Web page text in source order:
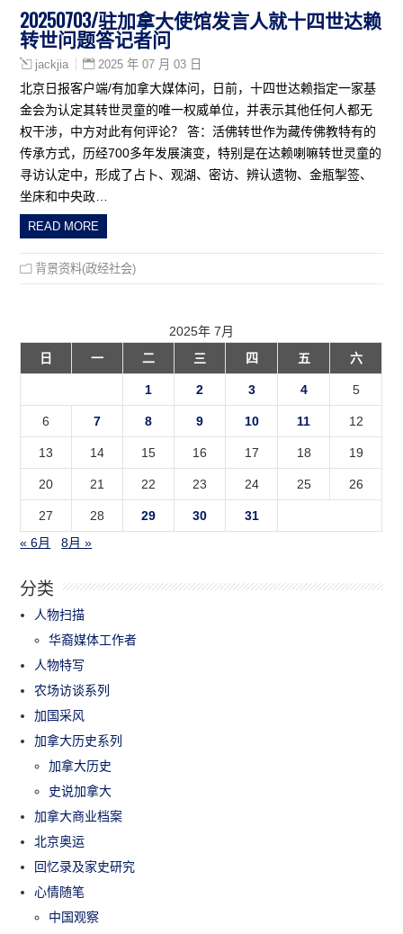
20250703/驻加拿大使馆发言人就十四世达赖
转世问题答记者问
jackjia 2025 年 07 月 03 日
北京日报客户端/有加拿大媒体问，日前，十四世达赖指定一家基
金会为认定其转世灵童的唯一权威单位，并表示其他任何人都无
权干涉，中方对此有何评论？ 答：活佛转世作为藏传佛教特有的
传承方式，历经700多年发展演变，特别是在达赖喇嘛转世灵童的
寻访认定中，形成了占卜、观湖、密访、辨认遗物、金瓶掣签、
坐床和中央政…
READ MORE
背景资料(政经社会)
2025年 7月
日
一 二 三 四 五 六
1 2 3 4 5
6 7 8 9 10 11 12
13 14 15 16 17 18 19
20 21 22 23 24 25 26
27 28 29 30
31
« 6月
8月 »
分类
人物扫描
华裔媒体工作者
人物特写
农场访谈系列
加国采风
加拿大历史系列
加拿大历史
史说加拿大
加拿大商业档案
北京奥运
回忆录及家史研究
心情随笔
中国观察